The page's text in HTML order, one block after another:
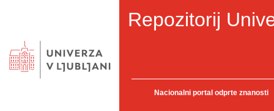
Repozitorij
Nacionalni portal odprte znanosti